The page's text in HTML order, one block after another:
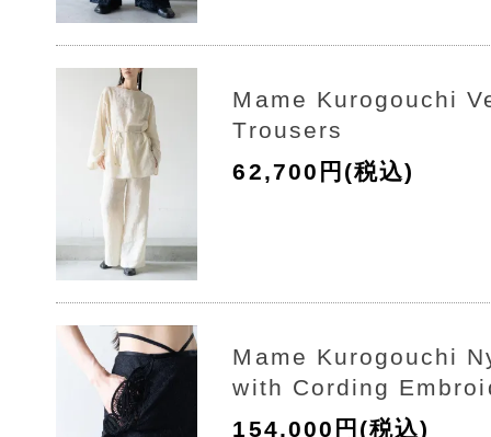
Mame Kurogouchi
Trousers
62,700円(税込)
Mame Kurogouchi
with Cording
154,000円(税込)